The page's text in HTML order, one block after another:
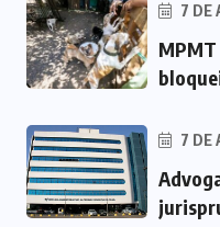
7 DE
7 DE